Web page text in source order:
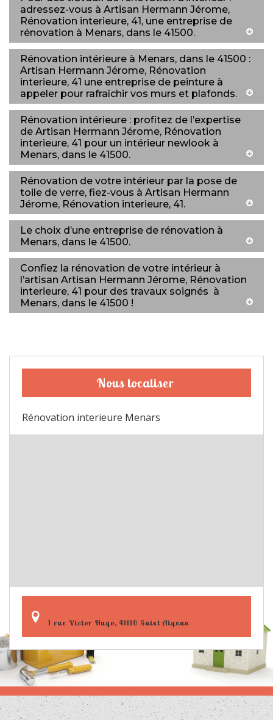
adressez-vous à Artisan Hermann Jérome,
Rénovation interieure, 41, une entreprise de
rénovation à Menars, dans le 41500.
Rénovation intérieure à Menars, dans le 41500 :
Artisan Hermann Jérome, Rénovation
interieure, 41 une entreprise de peinture à
appeler pour rafraîchir vos murs et plafonds.
Rénovation intérieure : profitez de l’expertise
de Artisan Hermann Jérome, Rénovation
interieure, 41 pour un intérieur newlook à
Menars, dans le 41500.
Rénovation de votre intérieur par la pose de
toile de verre, fiez-vous à Artisan Hermann
Jérome, Rénovation interieure, 41.
Le choix d’une entreprise de rénovation à
Menars, dans le 41500.
Confiez la rénovation de votre intérieur à
l’artisan Artisan Hermann Jérome, Rénovation
interieure, 41 pour des travaux soignés à
Menars, dans le 41500 !
Nous localiser
Rénovation interieure Menars
1 rue Victor Hugo, 41110 Saint Aignan